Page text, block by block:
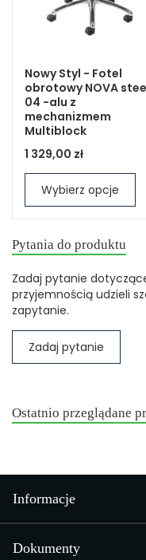
Nowy Styl - Fotel
obrotowy NOVA
04 -alu z
mechanizmem
Multiblock
1 329,00 zł
Wybierz opcje
Pytania do produktu
Zadaj pytanie
przyjemnością udzieli
zapytanie.
Zadaj pytanie
Ostatnio przeglądane
Informacje
Dokumenty